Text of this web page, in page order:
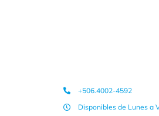
+506.4002-4592
Disponibles de Lunes a